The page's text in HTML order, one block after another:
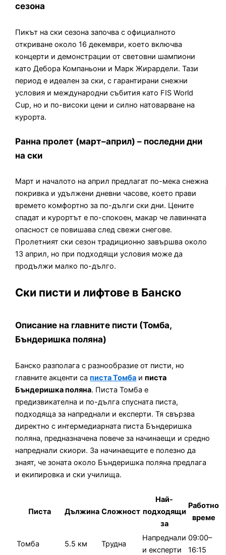
сезона
Пикът на ски сезона започва с официалното
откриване около 16 декември, което включва
концерти и демонстрации от световни шампиони
като Дебора Компаньони и Марк Жирардели. Тази
период е идеален за ски, с гарантирани снежни
условия и международни събития като FIS World
Cup, но и по-високи цени и силно натоварване на
курорта.
Ранна пролет (март–април) – последни дни
на ски
Март и началото на април предлагат по-мека снежна
покривка и удължени дневни часове, което прави
времето комфортно за по-дълги ски дни. Цените
спадат и курортът е по-спокоен, макар че лавинната
опасност се повишава след свежи снегове.
Пролетният ски сезон традиционно завършва около
13 април, но при подходящи условия може да
продължи малко по-дълго.
Ски писти и лифтове в Банско
Описание на главните писти (Томба,
Бъндеришка поляна)
Банско разполага с разнообразие от писти, но
главните акценти саписта Томба иписта
Бъндеришка поляна. Писта Томба е
предизвикателна и по-дълга спусната писта,
подходяща за напреднали и експерти. Тя свързва
директно с интермедиарната писта Бъндеришка
поляна, предназначена повече за начинаещи и средно
напреднали скиори. За начинаещите е полезно да
знаят, че зоната около Бъндеришка поляна предлага
и екипировка и ски училища.
Писта Дължина Сложност
Най-
подходящи
за
Работно
време
Томба 5.5 км Трудна
Напреднали
и експерти
09:00–
16:15